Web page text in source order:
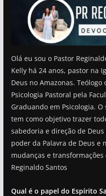
Olá eu sou o Pastor
Kelly há 24 anos, pastor na
Deus no Amazonas. Teólogo
Psicologia Pastoral pela
Graduando em Psicologia.
tem como objetivo trazer
sabedoria e direção de
poder da Palavra de Deus e
mudanças e
Reginaldo Santos
Qual é o papel do Espírito